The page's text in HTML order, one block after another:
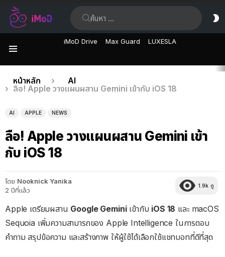
iMoD Drive Max Guard LUXESLA
เรื่อง
ล่าสุด
คุณอยู่ที่นี่:
หน้าหลัก
AI
ลือ! Apple วางแผนผสาน Gemini เข้ากับ iOS 18
AI APPLE NEWS
ลือ! Apple วางแผนผสาน Gemini เข้า
กับ iOS 18
โดย Nooknick Yanika
2 ปีที่แล้ว
1.9k ดู
Apple เตรียมผสาน Google Geminiเข้ากับ iOS 18 และ macOS
Sequoia เพิ่มความสามารถของ Apple Intelligence ในการตอบ
คำถาม สรุปข้อความ และสร้างภาพ ให้ผู้ใช้ได้เลือกใช้แชทบอทที่ดีที่สุด